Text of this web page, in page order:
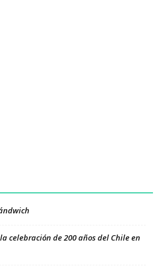
celebración de 200 años del Chile en